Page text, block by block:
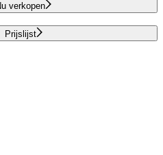
verkopen
Prijslijst